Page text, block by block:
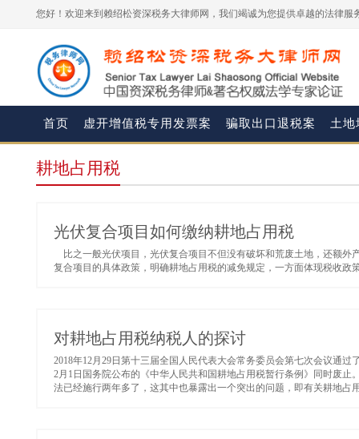
您好！欢迎来到赖绍松资深税务大律师网，我们竭诚为您提供卓越的法律服
首页 虚开增值税专用发票案 骗取出口退税案 土地
耕地占用税
光伏复合项目如何缴纳耕地占用税
比之一般光伏项目，光伏复合项目不但没有破坏和荒废土地，还额外
复合项目的具体政策，明确耕地占用税的减免规定，一方面体现税收
对耕地占用税纳税人的探讨
2018年12月29日第十三届全国人民代表大会常务委员会第七次会议通
2月1日国务院公布的《中华人民共和国耕地占用税暂行条例》同时废
法已经施行两年多了，这其中也暴露出一个突出的问题，即有关耕地占